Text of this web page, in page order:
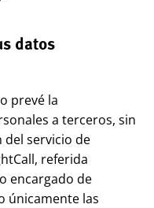
datos
prevé la
a terceros, sin
servicio de
referida
encargado de
únicamente las